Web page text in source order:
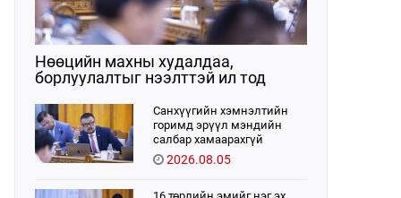
Нөөцийн махны худалдаа,
борлуулалтыг нээлттэй ил тод
Санхүүгийн хэмнэлтийн
горимд эрүүл мэндийн
салбар хамаарахгүй
2026.08.05